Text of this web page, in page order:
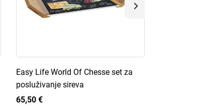
Easy Life World Of Chesse set za
posluživanje sireva
65,50 €